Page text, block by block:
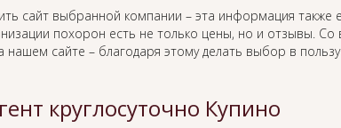
сайт выбранной компании – эта информация
похорон есть не только цены, но и отзывы.
нашем сайте – благодаря этому делать выбор в
круглосуточно Купино